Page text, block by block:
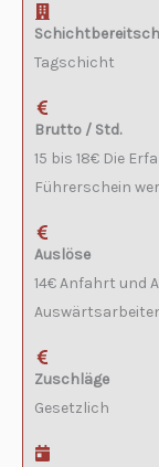
Tagschicht
Brutto / Std.
15 bis 18€ Die
Führerschein
Auslöse
14€ Anfahrt und
Zuschläge
Gesetzlich